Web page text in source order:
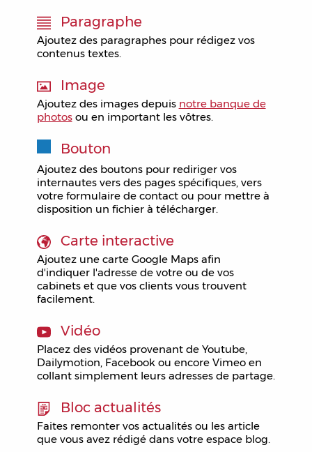
Paragraphe
Ajoutez des paragraphes pour rédigez vos
contenus textes.
Image
Ajoutez des images depuis notre banque de
photosou en important les vôtres.
Bouton
Ajoutez des boutons pour rediriger vos
internautes vers des pages spécifiques, vers
votre formulaire de contact ou pour mettre à
disposition un fichier à télécharger.
Carte interactive
Ajoutez une carte Google Maps afin
d'indiquer l'adresse de votre ou de vos
cabinets et que vos clients vous trouvent
facilement.
Vidéo
Placez des vidéos provenant de Youtube,
Dailymotion, Facebook ou encore Vimeo en
collant simplement leurs adresses de partage.
Bloc actualités
Faites remonter vos actualités ou les article
que vous avez rédigé dans votre espace blog.